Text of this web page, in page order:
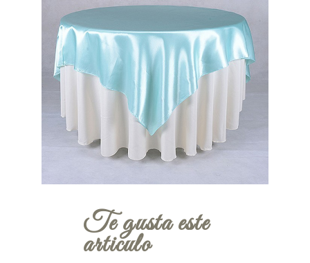
Te gusta este
articulo